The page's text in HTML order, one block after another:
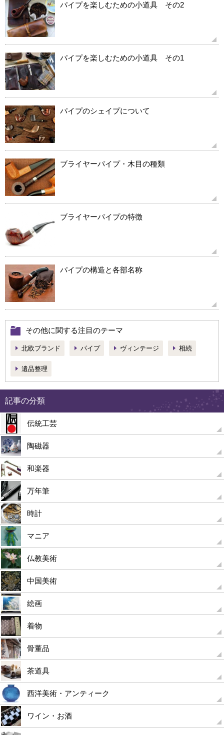
パイプを楽しむための小道具 その2
パイプを楽しむための小道具 その1
パイプのシェイプについて
ブライヤーパイプ・木目の種類
ブライヤーパイプの特徴
パイプの構造と各部名称
その他に関する注目のテーマ
北欧ブランド パイプ ヴィンテージ 相続
遺品整理
記事の分類
伝統工芸
陶磁器
和楽器
万年筆
時計
マニア
仏教美術
中国美術
絵画
着物
骨董品
茶道具
西洋美術・アンティーク
ワイン・お酒